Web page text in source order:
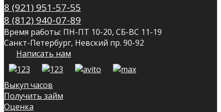
8 (921) 951-57-55
8 (812) 940-07-89
Время работы: ПН-ПТ 10-20, СБ-ВС 11-19
Санкт-Петербург, Невский пр. 90-92
Написать нам
Выкуп часов
Получить займ
Оценка